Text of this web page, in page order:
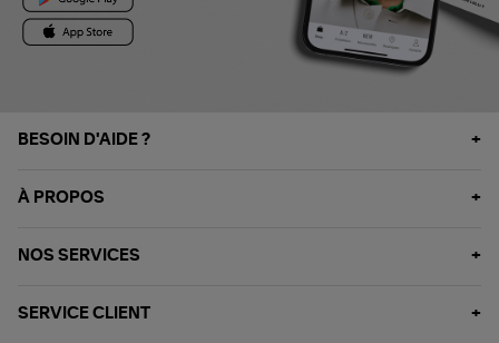
BESOIN D'AIDE ?
À PROPOS
NOS SERVICES
SERVICE CLIENT